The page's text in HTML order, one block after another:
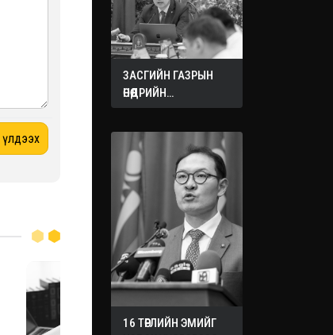
ЗАСГИЙН ГАЗРЫН
ӨНӨӨДРИЙН
ХУРАЛДААНААС
ШИЙДВЭРҮҮД
16 ТӨРЛИЙН ЭМИЙГ